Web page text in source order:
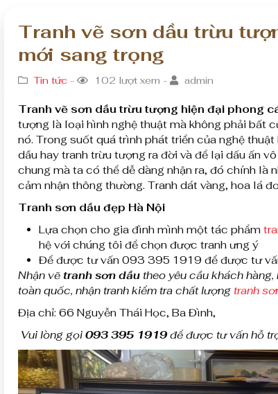
Tranh vẽ sơn dầu trừu
mới sang trọng
Tin tức - 102 lượt xem - admin
Tranh vẽ sơn dầu trừu tượng hiện đại phong
tượng là loại hình nghệ thuật mà không phải bất
nó. Trong suốt quá trình phát triển của nghệ
dầu hay tranh trừu tượng ra đời và để lại dấu ấn
chung mà ta có thể dễ dàng nhận ra, đó chính là
cảm nhận thông thường. Tranh dát vàng, hoa lá
Tranh sơn dầu đẹp Hà Nội
Lựa chọn cho gia đình mình một tác phẩm
hệ với chúng tôi để chọn được tranh ưng ý
Để được tư vấn 093 395 1919 để được tư
Nhận vẽ tranh sơn dầu theo yêu cầu khách
toàn quốc, nhận tranh kiểm tra chất lượng tranh
Địa chỉ: 66 Nguyễn Thái Học, Ba Đình,
Vui lòng gọi 093 395 1919để được tư vấn hỗ